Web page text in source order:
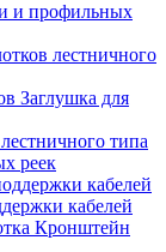
и профильных
лестничного
Заглушка для
типа
реек
кабелей
Кронштейн